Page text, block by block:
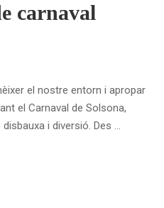
carnaval
el nostre entorn i apropar
el Carnaval de Solsona,
i diversió. Des …